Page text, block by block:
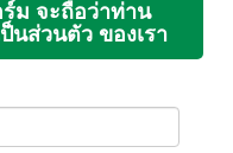
ม จะถือว่าท่าน
นส่วนตัว ของเรา